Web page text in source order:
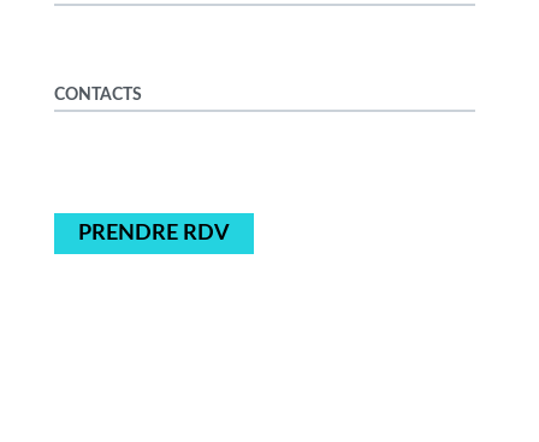
CONTACTS
PRENDRE RDV